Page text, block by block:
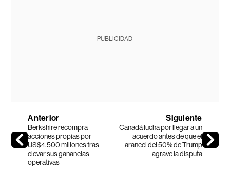
PUBLICIDAD
Anterior
Berkshire recompra
acciones propias por
US$4.500 millones tras
elevar sus ganancias
operativas
Siguiente
Canadá lucha por llegar a un
acuerdo antes de que el
arancel del 50% de Trump
agrave la disputa